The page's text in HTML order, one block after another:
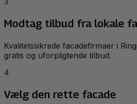
Modtag tilbud fra lokale
Kvalitetssikrede facadefirmaer i
gratis og uforpligtende tilbud.
4
Vælg den rette facade